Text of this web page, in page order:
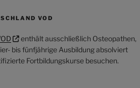
VOD
enthält ausschließlich Osteopathen,
bis fünfjährige Ausbildung absolviert
Fortbildungskurse besuchen.